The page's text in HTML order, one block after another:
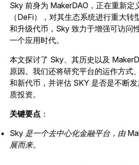
Sky 前身为 MakerDAO，正在重新定
（DeFi），对其生态系统进行重大
和升级代币，Sky 致力于增强可访问
一个应用时代。
本文探讨了 Sky、其历史以及
原因。我们还将研究平台的运作方式
和新代币，并评估 SKY 是否是不断
质投资。
关键要点 ：
Sky 是一个去中心化金融平台，由
展而来。